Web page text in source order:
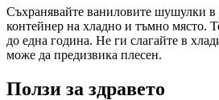
Съхранявайте ваниловите шушулки в
контейнер на хладно и тъмно място.
до една година. Не ги слагайте в
може да предизвика плесен.
Ползи за здравето